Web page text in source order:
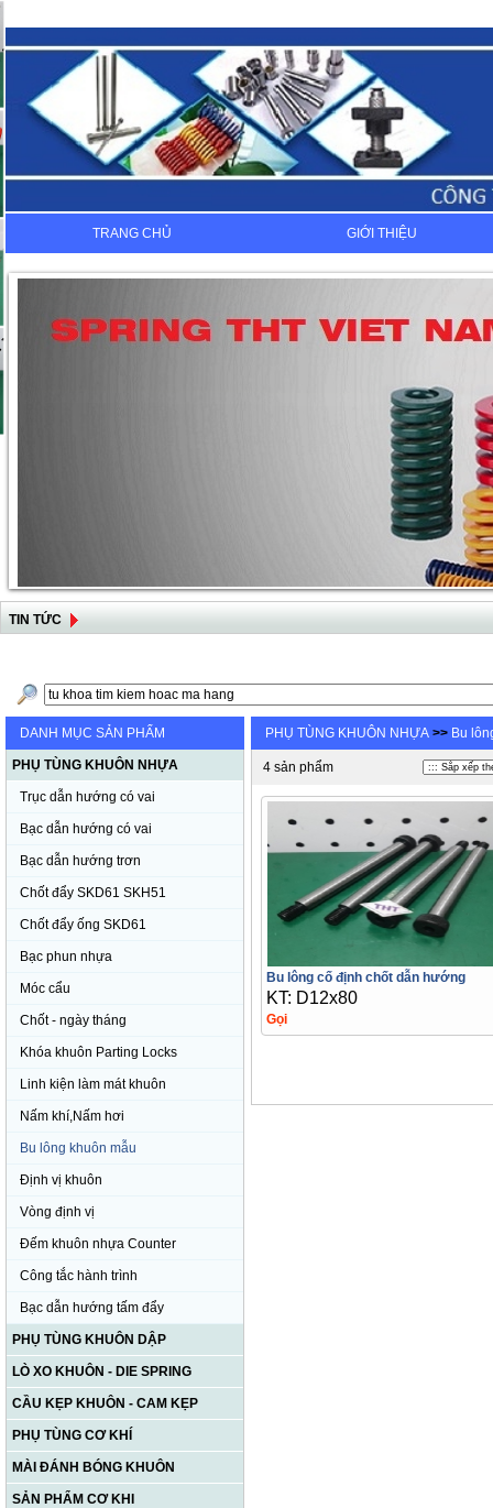
TRANG CHỦ GIỚI THIỆU
TIN TỨC
DANH MỤC SẢN PHẨM
PHỤ TÙNG KHUÔN NHỰA
Trục dẫn hướng có vai
Bạc dẫn hướng có vai
Bạc dẫn hướng trơn
Chốt đẩy SKD61 SKH51
Chốt đẩy ống SKD61
Bạc phun nhựa
Móc cẩu
Chốt - ngày tháng
Khóa khuôn Parting Locks
Linh kiện làm mát khuôn
Nấm khí,Nấm hơi
Bu lông khuôn mẫu
Định vị khuôn
Vòng định vị
Đếm khuôn nhựa Counter
Công tắc hành trình
Bạc dẫn hướng tấm đẩy
PHỤ TÙNG KHUÔN DẬP
LÒ XO KHUÔN - DIE SPRING
CẦU KẸP KHUÔN - CAM KẸP
PHỤ TÙNG CƠ KHÍ
MÀI ĐÁNH BÓNG KHUÔN
SẢN PHẨM CƠ KHI
PHỤ TÙNG KHUÔN NHỰA >> Bu
4 sản phẩm
Bu lông cố định chốt dẫn hướng
KT: D12x80
Gọi